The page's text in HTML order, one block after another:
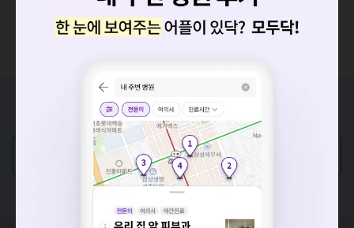
증상/치료, 궁금한 점이 있나요?
의사가 직접 답해드려요!
💬 무엇이든 물어보세요
혹은, 의료상담 서비스에 다양한 게시글 보러가기
요청하신 작업을 처리하지 못했습니다.
네트워크 또는 서버의 일시적인 오류로, 잠시 후 다시 시도해주
세요. 지속적으로 문제가 발생할 경우 모두닥 채널톡으로 문의